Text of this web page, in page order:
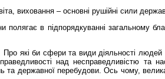
виховання – основні рушійні сили
в підпорядкуванні загальному
які би сфери та види діяльності людей
над несправедливістю та
та державної перебудови. Ось чому,